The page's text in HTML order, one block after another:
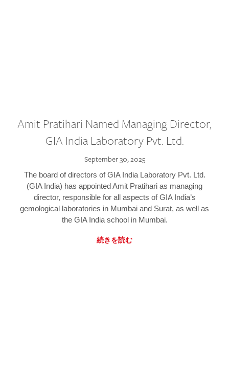
Amit Pratihari Named Managing Director,
GIA India Laboratory Pvt. Ltd.
September 30, 2025
The board of directors of GIA India Laboratory Pvt. Ltd.
(GIA India) has appointed Amit Pratihari as managing
director, responsible for all aspects of GIA India’s
gemological laboratories in Mumbai and Surat, as well as
the GIA India school in Mumbai.
続きを読む